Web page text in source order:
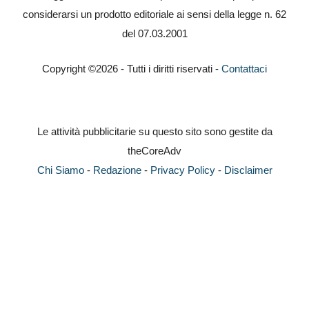
considerarsi un prodotto editoriale ai sensi della legge n. 62
del 07.03.2001
Copyright ©2026 - Tutti i diritti riservati - Contattaci
Le attività pubblicitarie su questo sito sono gestite da
theCoreAdv
Chi Siamo- Redazione- Privacy Policy- Disclaimer